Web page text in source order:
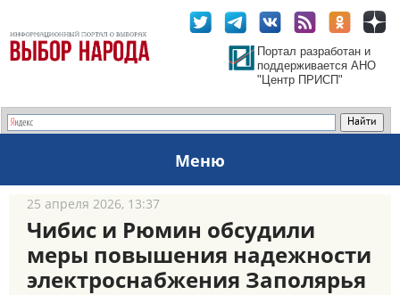
Портал разработан и
поддерживается АНО
"Центр ПРИСП"
Меню
25 апреля 2026, 13:37
Чибис и Рюмин обсудили
меры повышения надежности
электроснабжения Заполярья